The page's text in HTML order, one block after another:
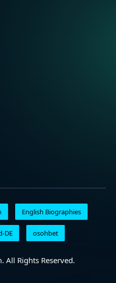
English Biographies
DE osohbet
All Rights Reserved.